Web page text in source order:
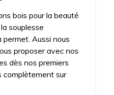
bois pour la beauté
souplesse
Aussi nous
proposer avec nos
dès nos premiers
complètement sur